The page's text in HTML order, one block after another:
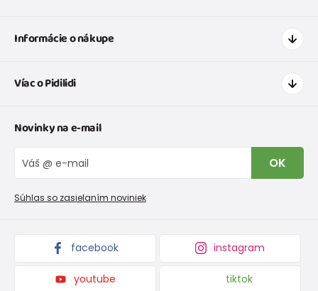
Informácie o nákupe
Doprava a platba
Tabuľka veľkostí obuvi
Vrátenie tovaru a reklamacie
Reklamačný poriadok
Víac o Pidilidi
O nás
Veľkoobchod PiDiLiDi
Kolekcie tovaru
Novinky na e-mail
OK
Súhlas so zasielaním noviniek
facebook instagram
youtube tiktok